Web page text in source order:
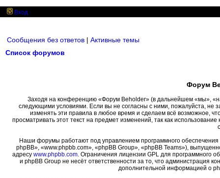
Вход
Сообщения без ответов | Активные темы
Список форумов
Форум
Заходя на конференцию «Форум Beholder» (в дальнейшем «мы»,
следующими условиями. Если вы не согласны с ними, пожалуйста, не
изменять эти правила в любое время и сделаем всё возможное,
просматривать этот текст на предмет изменений, так как
Наши форумы работают под управлением программного
phpBB», «www.phpbb.com», «phpBB Group», «phpBB Teams»),
адресу www.phpbb.com. Ограничения лицензии GPL для программного
и phpBB Group не несёт ответственности за то, что администрация
дополнительной информацией о